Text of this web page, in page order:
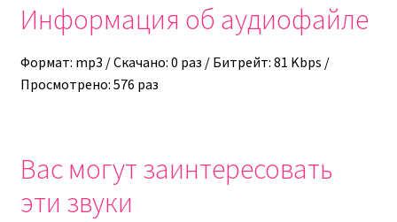
Информация об аудиофайле
Формат: mp3 / Скачано: 0 раз / Битрейт: 81 Kbps /
Просмотрено: 576 раз
Вас могут заинтересовать
эти звуки